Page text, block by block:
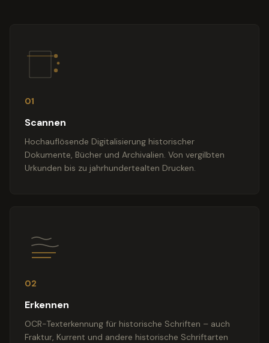
01
Scannen
Hochauflösende Digitalisierung historischer
Dokumente, Bücher und Archivalien. Von vergilbten
Urkunden bis zu jahrhundertealten Drucken.
02
Erkennen
OCR-Texterkennung für historische Schriften – auch
Fraktur, Kurrent und andere historische Schriftarten